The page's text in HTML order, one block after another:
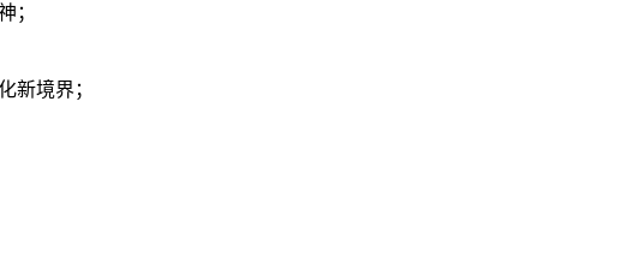
；
新境界；